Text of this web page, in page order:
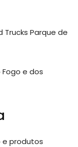
Trucks Parque de
e dos
e produtos